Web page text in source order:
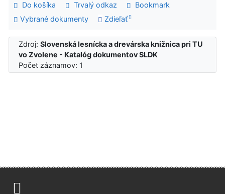
Do košíka Trvalý odkaz
Bookmark
Vybrané dokumenty
Zdieľať
Zdroj:Slovenská lesnícka a drevárska knižnica pri TU
vo Zvolene - Katalóg dokumentov SLDK
Počet záznamov: 1